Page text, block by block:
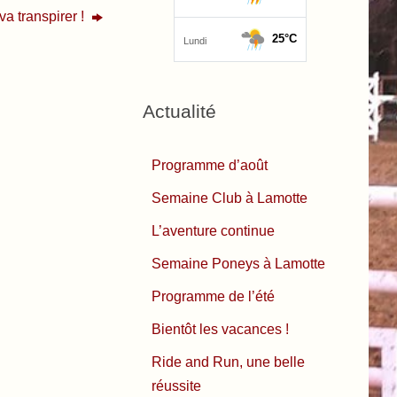
transpirer !
Actualité
Programme d’août
Semaine Club à Lamotte
L’aventure continue
Semaine Poneys à Lamotte
Programme de l’été
Bientôt les vacances !
Ride and Run, une belle
réussite